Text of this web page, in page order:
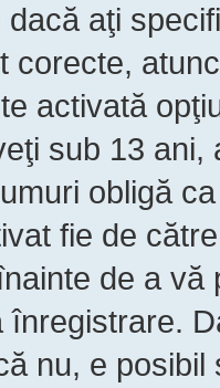
dacă aţi
corecte,
activată
sub 13
obligă
fie de
de a
nu, e